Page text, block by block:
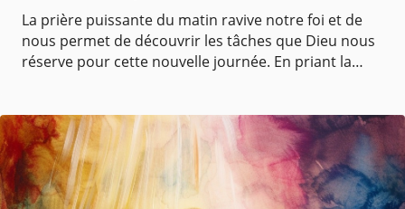
La prière puissante du matin ravive notre foi et de
nous permet de découvrir les tâches que Dieu nous
réserve pour cette nouvelle journée. En priant la